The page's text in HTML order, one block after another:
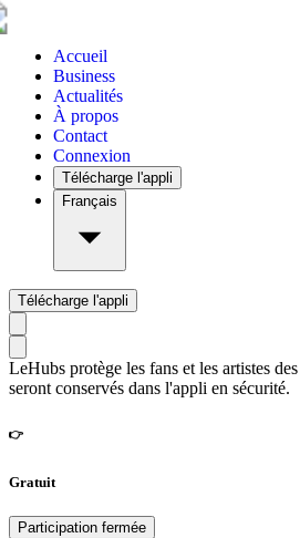
Accueil
Business
Actualités
À propos
Contact
Connexion
Télécharge l'appli
Français
Télécharge l'appli
LeHubs protège les fans et les artistes
seront conservés dans l'appli en sécurité.
👉
Gratuit
Participation fermée